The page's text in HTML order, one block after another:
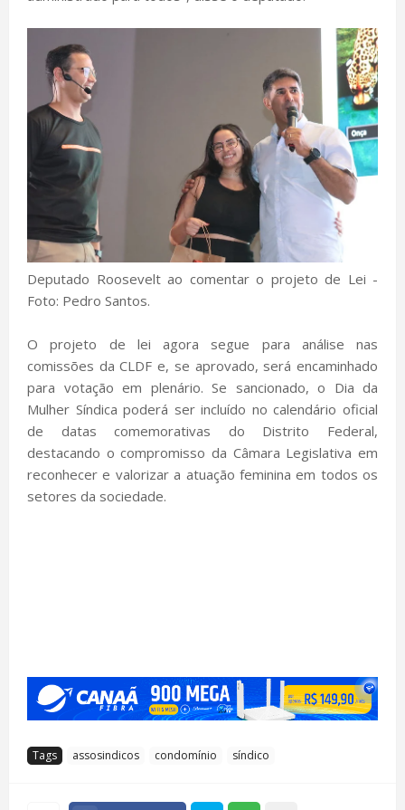
Deputado Roosevelt ao comentar o projeto de Lei -
Foto: Pedro Santos.
O projeto de lei agora segue para análise nas
comissões da CLDF e, se aprovado, será encaminhado
para votação em plenário. Se sancionado, o Dia da
Mulher Síndica poderá ser incluído no calendário oficial
de datas comemorativas do Distrito Federal,
destacando o compromisso da Câmara Legislativa em
reconhecer e valorizar a atuação feminina em todos os
setores da sociedade.
Tags assosindicos condomínio síndico